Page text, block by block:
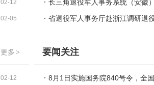
02-12
02-05
建设 为如期实现建军一百年奋斗
长三角退役军人事务系统（安徽
业、进社区）宣讲活动在合肥举
省退役军人事务厅赴浙江调研退
更多 >
02-12
要闻关注
8月1日实施国务院840号令，全